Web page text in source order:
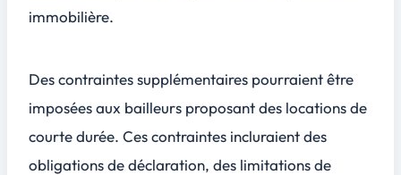
immobilière.
Des contraintes supplémentaires pourraient être
imposées aux bailleurs proposant des locations de
courte durée. Ces contraintes incluraient des
obligations de déclaration, des limitations de